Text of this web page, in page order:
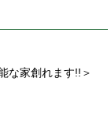
な家創れます!!＞